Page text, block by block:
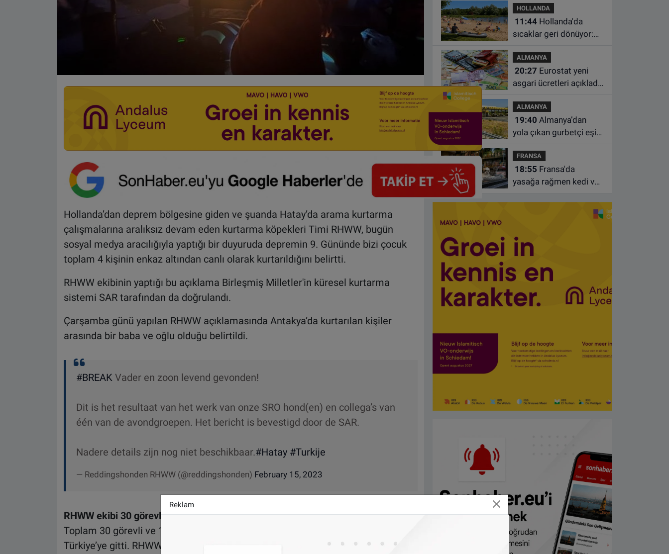
Hollanda’dan deprem bölgesine giden ve şuanda Hatay’da arama kurtarma
çalışmalarına aralıksız devam eden kurtarma köpekleri Timi RHWW, bugün
sosyal medya aracılığıyla yaptığı bir duyuruda depremin 9. Gününde bizi çocuk
toplam 4 kişinin enkaz altından canlı olarak kurtarıldığını belirtti.
RHWW ekibinin yaptığı bu açıklama Birleşmiş Milletler'in küresel kurtarma
sistemi SAR tarafından da doğrulandı.
Çarşamba günü yapılan RHWW açıklamasında Antakya’da kurtarılan kişiler
arasında bir baba ve oğlu olduğu belirtildi.
#BREAK Vader en zoon levend gevonden!
Dit is het resultaat van het werk van onze SRO hond(en) en collega’s van
één van de avondgroepen. Het bericht is bevestigd door de SAR.
Nadere details zijn nog niet beschikbaar.#Hatay #Turkije
— Reddingshonden RHWW (@reddingshonden) February 15, 2023
RHWW ekibi 30 görevli 18 köpek
Toplam 30 görevli ve 18 köpekten oluşan RHWW ekibi, 11 şubat tarihinde
Türkiye’ye gitti. RHWW ekiplri gece ve gündüz demeden 6 saatlik vardıyalar
dahil üç kişi tutuklandı
HOLLANDA
11:44Hollanda'da
sıcaklar geri dönüyor:
dereceyi gösterecek
ALMANYA
20:27
asgari ücretleri açıkladı:
sıraya yükseldi
ALMANYA
19:40
yola çıkan gurbetçi eşini
istasyonunda unuttu
FRANSA
18:55
yasağa rağmen kedi ve
shoplara hayvan başına
Reklam